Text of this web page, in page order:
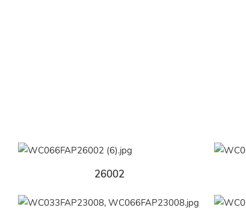
26002